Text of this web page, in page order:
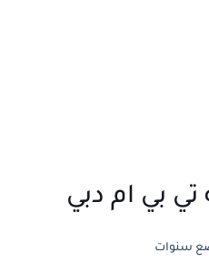
بي ام دبي
سنوات